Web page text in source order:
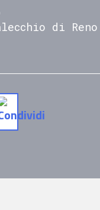
di Reno